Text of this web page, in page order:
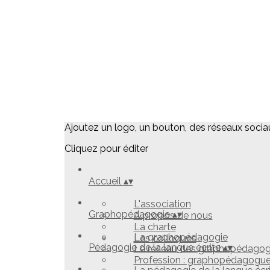
Ajoutez un logo, un bouton, des réseaux
Cliquez pour éditer
Accueil ▴▾
L'association
A propos de nous
La charte
Les colloques
Graphopédagogie▴▾
La graphopédagogie
Le réseau des
Profession :
Pédagogie de la langue écrite▴▾